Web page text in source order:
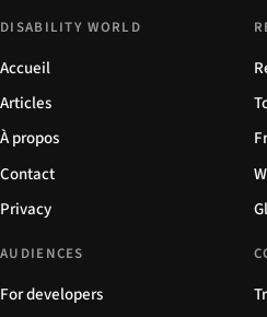
DISABILITY WORLD
Accueil
Articles
À propos
Contact
Privacy
AUDIENCES
For developers